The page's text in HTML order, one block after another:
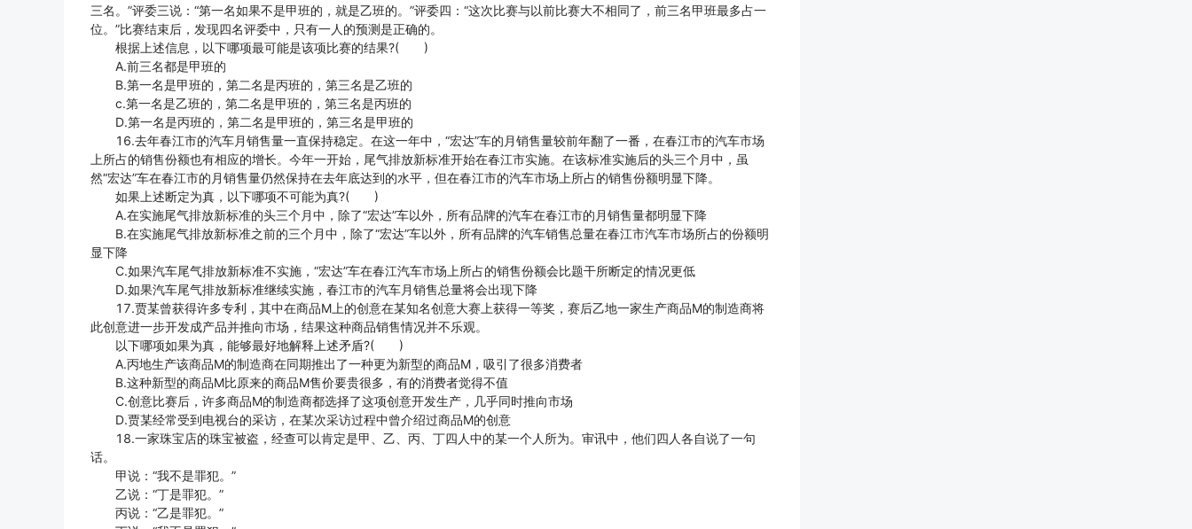
三名。”评委三说：“第一名如果不是甲班的，就是乙班的。”评委四：“这次比赛与以前比赛大不相同了，前三名甲班最多占一
位。”比赛结束后，发现四名评委中，只有一人的预测是正确的。
根据上述信息，以下哪项最可能是该项比赛的结果?( )
A.前三名都是甲班的
B.第一名是甲班的，第二名是丙班的，第三名是乙班的
c.第一名是乙班的，第二名是甲班的，第三名是丙班的
D.第一名是丙班的，第二名是甲班的，第三名是甲班的
16.去年春江市的汽车月销售量一直保持稳定。在这一年中，“宏达”车的月销售量较前年翻了一番，在春江市的汽车市场
上所占的销售份额也有相应的增长。今年一开始，尾气排放新标准开始在春江市实施。在该标准实施后的头三个月中，虽
然“宏达”车在春江市的月销售量仍然保持在去年底达到的水平，但在春江市的汽车市场上所占的销售份额明显下降。
如果上述断定为真，以下哪项不可能为真?( )
A.在实施尾气排放新标准的头三个月中，除了“宏达”车以外，所有品牌的汽车在春江市的月销售量都明显下降
B.在实施尾气排放新标准之前的三个月中，除了“宏达”车以外，所有品牌的汽车销售总量在春江市汽车市场所占的份额明
显下降
C.如果汽车尾气排放新标准不实施，“宏达”车在春江汽车市场上所占的销售份额会比题干所断定的情况更低
D.如果汽车尾气排放新标准继续实施，春江市的汽车月销售总量将会出现下降
17.贾某曾获得许多专利，其中在商品M上的创意在某知名创意大赛上获得一等奖，赛后乙地一家生产商品M的制造商将
此创意进一步开发成产品并推向市场，结果这种商品销售情况并不乐观。
以下哪项如果为真，能够最好地解释上述矛盾?( )
A.丙地生产该商品M的制造商在同期推出了一种更为新型的商品M，吸引了很多消费者
B.这种新型的商品M比原来的商品M售价要贵很多，有的消费者觉得不值
C.创意比赛后，许多商品M的制造商都选择了这项创意开发生产，几乎同时推向市场
D.贾某经常受到电视台的采访，在某次采访过程中曾介绍过商品M的创意
18.一家珠宝店的珠宝被盗，经查可以肯定是甲、乙、丙、丁四人中的某一个人所为。审讯中，他们四人各自说了一句
话。
甲说：“我不是罪犯。”
乙说：“丁是罪犯。”
丙说：“乙是罪犯。”